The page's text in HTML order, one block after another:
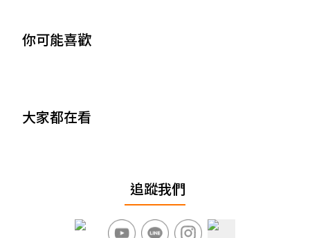
你可能喜歡
大家都在看
追蹤我們